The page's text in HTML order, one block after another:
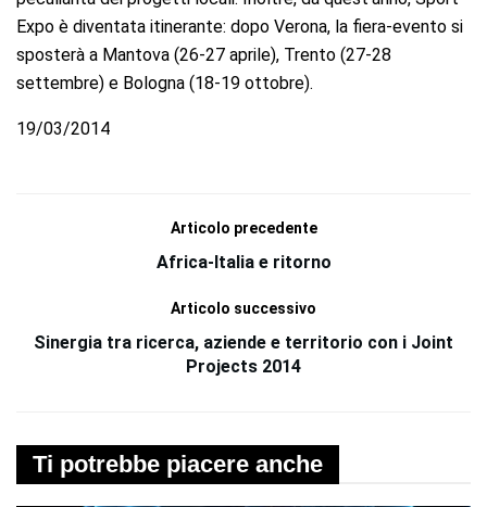
Expo è diventata itinerante: dopo Verona, la fiera-evento si
sposterà a Mantova (26-27 aprile), Trento (27-28
settembre) e Bologna (18-19 ottobre).
19/03/2014
Articolo precedente
Africa-Italia e ritorno
Articolo successivo
Sinergia tra ricerca, aziende e territorio con i Joint
Projects 2014
Ti potrebbe piacere anche